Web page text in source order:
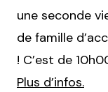
une seconde
de famille
! C’est de
Plus d’infos.